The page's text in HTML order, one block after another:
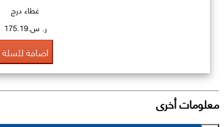
غطاء درج
ر. س.175.19
اضافة للسلة
معلومات أخرى